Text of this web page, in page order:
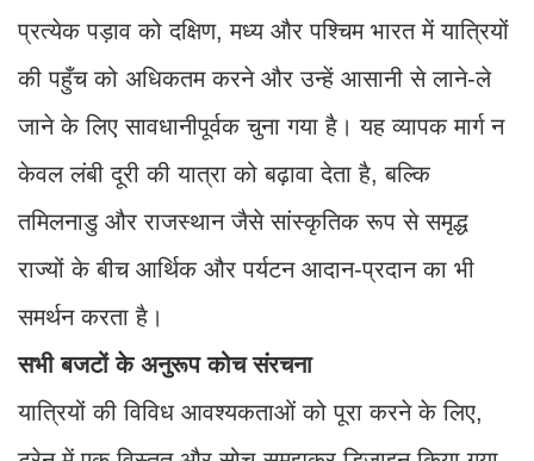
प्रत्येक पड़ाव को दक्षिण, मध्य और पश्चिम भारत में यात्रियों
की पहुँच को अधिकतम करने और उन्हें आसानी से लाने-ले
जाने के लिए सावधानीपूर्वक चुना गया है। यह व्यापक मार्ग न
केवल लंबी दूरी की यात्रा को बढ़ावा देता है, बल्कि
तमिलनाडु और राजस्थान जैसे सांस्कृतिक रूप से समृद्ध
राज्यों के बीच आर्थिक और पर्यटन आदान-प्रदान का भी
समर्थन करता है।
सभी बजटों के अनुरूप कोच संरचना
यात्रियों की विविध आवश्यकताओं को पूरा करने के लिए,